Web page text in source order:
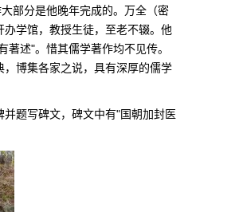
部分是他晚年完成的。万全（密
学馆，教授生徒，至老不辍。他
述"。惜其儒学著作均不见传。
博集各家之说，具有深厚的儒学
题写碑文，碑文中有"国朝加封医